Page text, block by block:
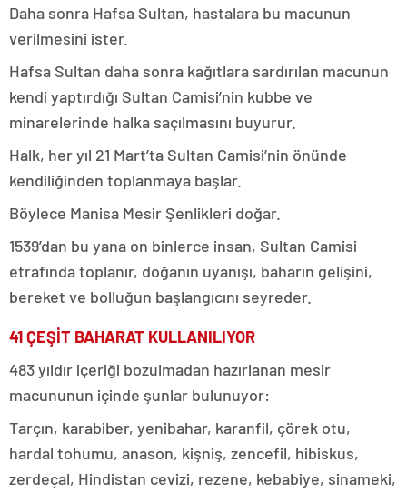
Daha sonra Hafsa Sultan, hastalara bu macunun
verilmesini ister.
Hafsa Sultan daha sonra kağıtlara sardırılan macunun
kendi yaptırdığı Sultan Camisi’nin kubbe ve
minarelerinde halka saçılmasını buyurur.
Halk, her yıl 21 Mart’ta Sultan Camisi’nin önünde
kendiliğinden toplanmaya başlar.
Böylece Manisa Mesir Şenlikleri doğar.
1539’dan bu yana on binlerce insan, Sultan Camisi
etrafında toplanır, doğanın uyanışı, baharın gelişini,
bereket ve bolluğun başlangıcını seyreder.
41 ÇEŞİT BAHARAT KULLANILIYOR
483 yıldır içeriği bozulmadan hazırlanan mesir
macununun içinde şunlar bulunuyor:
Tarçın, karabiber, yenibahar, karanfil, çörek otu,
hardal tohumu, anason, kişniş, zencefil, hibiskus,
zerdeçal, Hindistan cevizi, rezene, kebabiye, sinameki,